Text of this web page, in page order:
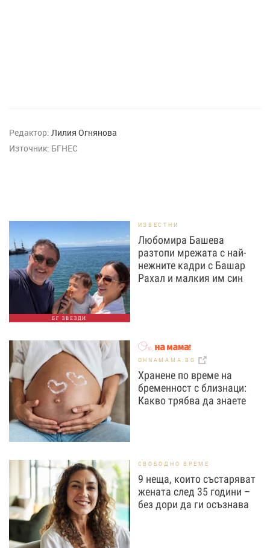
Редактор: Лилия Огнянова
Източник: БГНЕС
БГ ЗВЕЗДИ
ИЗВЕСТНИ
Любомира Башева
разтопи мрежата с най-
нежните кадри с Башар
Рахал и малкия им син
OHNAMAMA.BG
Хранене по време на
бременност с близнаци:
Какво трябва да знаете
СВОБОДНО ВРЕМЕ
9 неща, които състаряват
жената след 35 години –
без дори да ги осъзнава